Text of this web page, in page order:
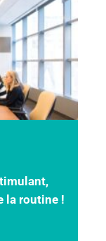
la routine !